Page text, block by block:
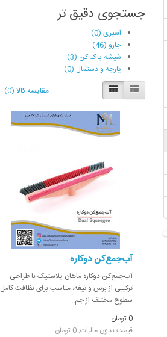
جستجوی دقیق تر
اسپری (0)
جارو (46)
شیشه پاک کن (3)
پارچه و دستمال (0)
مقایسه کالا (0)
آب‌جمع‌کن دوکاره
آب‌جمع‌کن دوکاره ماهان پلاستیک با طراحی
ترکیبی از برس و تیغه، مناسب برای نظافت کامل
سطوح مختلف از جم..
0 تومان
قیمت بدون مالیات: 0 تومان